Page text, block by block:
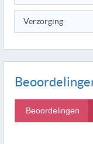
Verzorging
Beoordelingen